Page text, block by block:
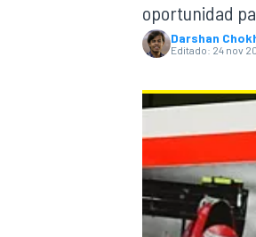
WEC
oportunidad
Darshan
Editado: 24 nov